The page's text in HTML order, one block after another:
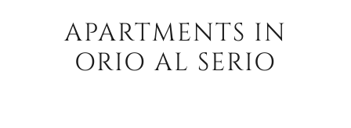
APARTMENTS IN
ORIO AL SERIO